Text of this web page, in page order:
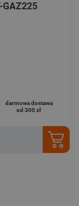
darmowa dostawa
od 300 zł